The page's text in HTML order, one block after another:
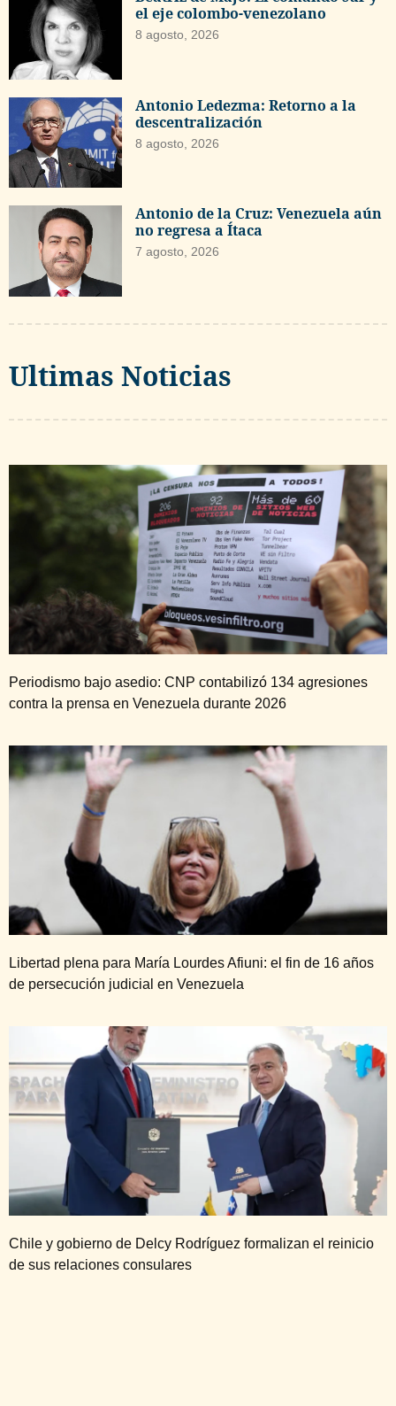
el eje colombo-venezolano
8 agosto, 2026
Antonio Ledezma: Retorno a la
descentralización
8 agosto, 2026
Antonio de la Cruz: Venezuela aún
no regresa a Ítaca
7 agosto, 2026
Ultimas Noticias
Periodismo bajo asedio: CNP contabilizó 134 agresiones
contra la prensa en Venezuela durante 2026
Libertad plena para María Lourdes Afiuni: el fin de 16 años
de persecución judicial en Venezuela
Chile y gobierno de Delcy Rodríguez formalizan el reinicio
de sus relaciones consulares